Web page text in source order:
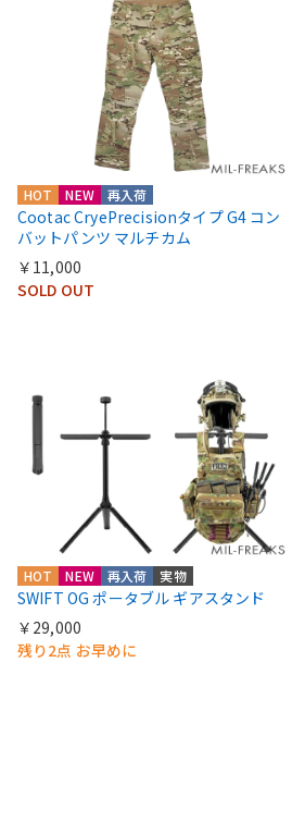
HOT NEW 再入荷
Cootac CryePrecisionタイプ G4 コン
バットパンツ マルチカム
￥11,000
SOLD OUT
HOT NEW 再入荷 実物
SWIFT OG ポータブル ギアスタンド
￥29,000
残り2点 お早めに